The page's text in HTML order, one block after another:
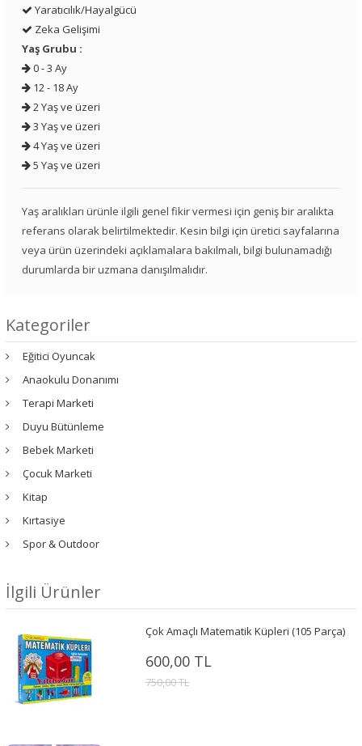
Yaratıcılık/Hayalgücü
Zeka Gelişimi
Yaş Grubu :
0 - 3 Ay
12 - 18 Ay
2 Yaş ve üzeri
3 Yaş ve üzeri
4 Yaş ve üzeri
5 Yaş ve üzeri
Yaş aralıkları ürünle ilgili genel fikir vermesi için geniş bir aralıkta
referans olarak belirtilmektedir. Kesin bilgi için üretici sayfalarına
veya ürün üzerindeki açıklamalara bakılmalı, bilgi bulunamadığı
durumlarda bir uzmana danışılmalıdır.
Kategoriler
Eğitici Oyuncak
Anaokulu Donanımı
Terapi Marketi
Duyu Bütünleme
Bebek Marketi
Çocuk Marketi
Kitap
Kırtasiye
Spor & Outdoor
İlgili Ürünler
Çok Amaçlı Matematik Küpleri (105 Parça)
600,00 TL
750,00 TL